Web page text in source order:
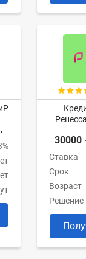
30000
Ставка
Срок
Возраст
Решение